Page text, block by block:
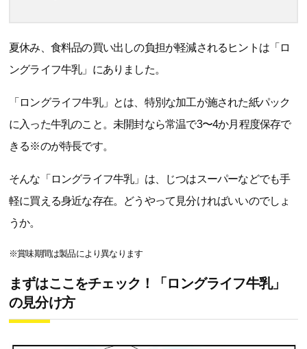
夏休み、食料品の買い出しの負担が軽減されるヒントは「ロ
ングライフ牛乳」にありました。
「ロングライフ牛乳」とは、特別な加工が施された紙パック
に入った牛乳のこと。未開封なら常温で3〜4か月程度保存で
きる※のが特長です。
そんな「ロングライフ牛乳」は、じつはスーパーなどでも手
軽に買える身近な存在。どうやって見分ければいいのでしょ
うか。
※賞味期間は製品により異なります
まずはここをチェック！「ロングライフ牛乳」
の見分け方